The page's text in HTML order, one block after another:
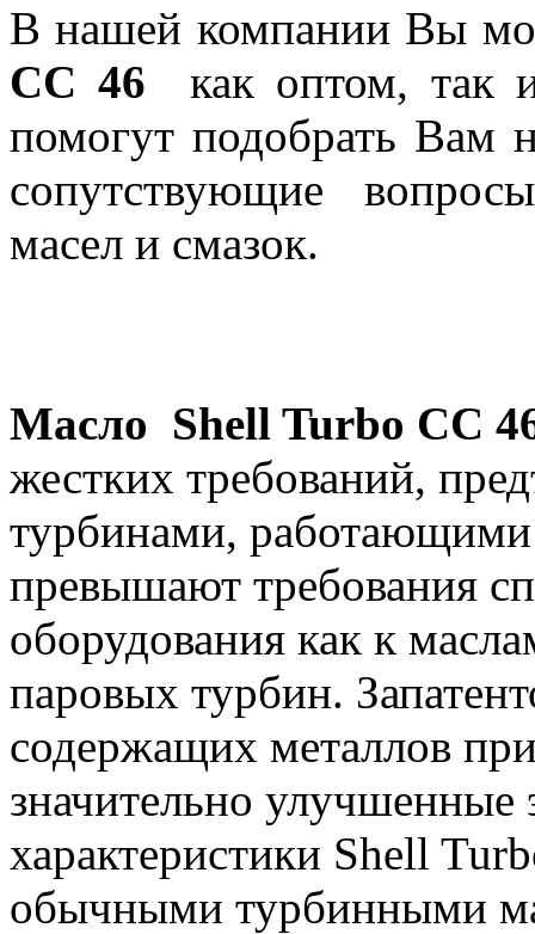
В нашей компании Вы
СС 46 как оптом, так
помогут подобрать Вам
сопутствующие
масел и смазок.
Масло Shell Turbo CC
жестких требований,
турбинами,
превышают требования
оборудования как к
паровых турбин.
содержащих металлов
значительно улучшенные
характеристики Shell
обычными турбинными